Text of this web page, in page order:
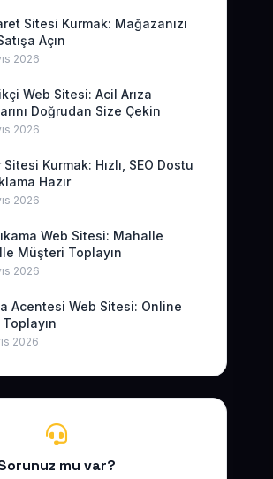
Sitesi Kurmak: Mağazanızı
Açın
2026
Web Sitesi: Acil Arıza
Doğrudan Size Çekin
2026
Kurmak: Hızlı, SEO Dostu
Hazır
2026
Web Sitesi: Mahalle
Müşteri Toplayın
2026
Acentesi Web Sitesi: Online
2026
mu var?